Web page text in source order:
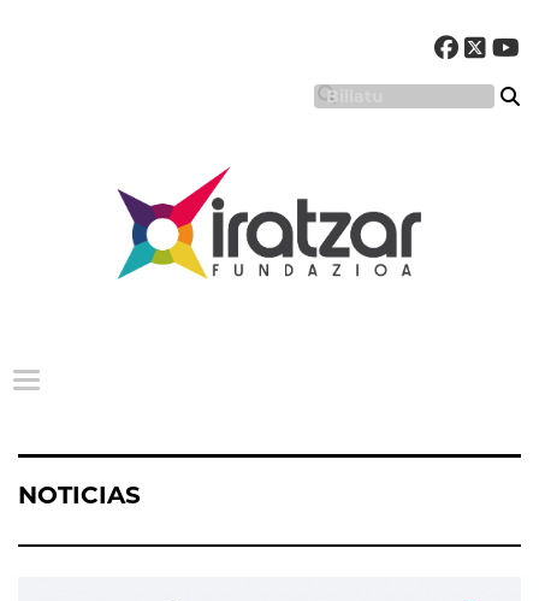
Menu nagusia
NOTICIAS